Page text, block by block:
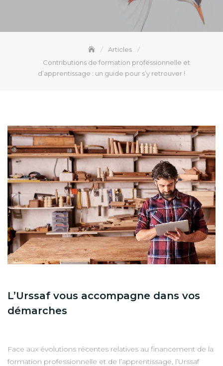
Articles
Contributions de formation professionnelle et
d’apprentissage : un guide pour s’y retrouver !
L’Urssaf vous accompagne dans vos
démarches
Face aux évolutions récentes relatives au financement de la
formation professionnelle et de l’apprentissage, l’Urssaf